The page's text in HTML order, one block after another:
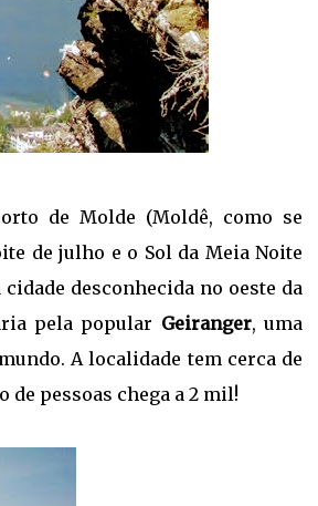
de Molde (Moldê, como se
de julho e o Sol da Meia Noite
desconhecida no oeste da
pela popular Geiranger, uma
A localidade tem cerca de
de pessoas chega a 2 mil!